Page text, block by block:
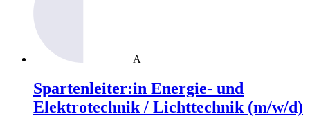
A
Spartenleiter:in Energie- und
Elektrotechnik / Lichttechnik (m/w/d)